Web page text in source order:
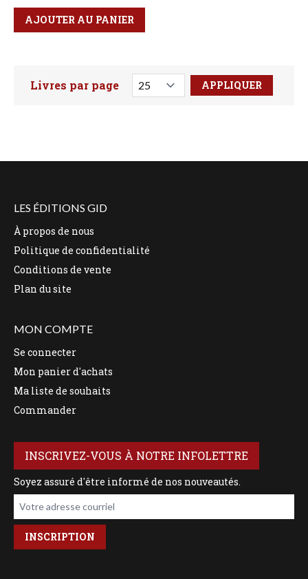
Qté
Format
AJOUTER AU PANIER
Faites votre recherche ici
Livres par page
LES ÉDITIONS GID
À propos de nous
Politique de confidentialité
Conditions de vente
Plan du site
MON COMPTE
Se connecter
Mon panier d'achats
Ma liste de souhaits
Commander
INSCRIVEZ-VOUS À NOTRE INFOLETTRE
Soyez assuré d'être informé de nos nouveautés.
Votre adresse courriel